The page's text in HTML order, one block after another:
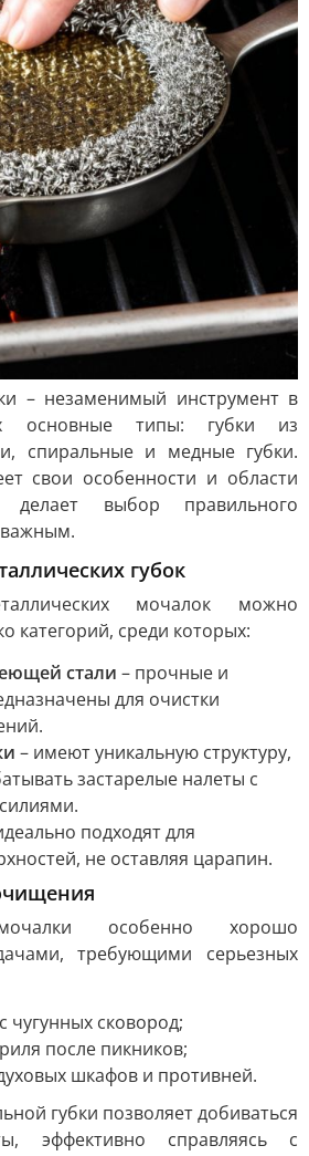
– незаменимый инструмент в
типы: губки из
спиральные и медные губки.
свои особенности и области
делает выбор правильного
важным.
губок
мочалок можно
категорий, среди которых:
стали – прочные и
для очистки
– имеют уникальную структуру,
застарелые налеты с
подходят для
не оставляя царапин.
особенно хорошо
требующими серьезных
чугунных сковород;
после пикников;
шкафов и противней.
губки позволяет добиваться
эффективно справляясь с